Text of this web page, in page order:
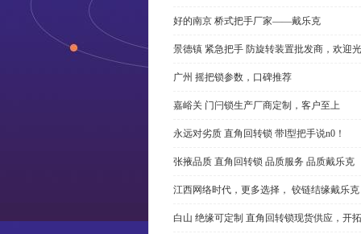
好的南京 桥式把手厂家——戴乐克
景德镇 紧急把手 防旋转装置批发商，欢迎
广州 摇把锁参数，口碑推荐
嘉峪关 门闩锁生产厂商定制，客户至上
永远对劣质 直角回转锁 带l型把手说n0！
张掖品质 直角回转锁 品质服务 品质戴乐克
江西网络时代，更多选择， 铰链结缘戴乐克
白山 绝缘可定制 直角回转锁现货供应，开